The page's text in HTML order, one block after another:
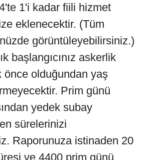
1'i kadar fiili hizmet
eklenecektir. (Tüm
görüntüleyebilirsiniz.)
başlangıcınız askerlik
önce olduğundan yaş
Prim günü
yedek subay
sürelerinizi
Raporunuza istinaden 20
ve 4400 prim günü